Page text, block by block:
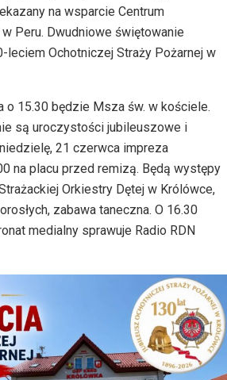
na wsparcie Centrum
Peru. Dwudniowe świętowanie
Ochotniczej Straży Pożarnej w
o 15.30 będzie Msza św. w kościele.
są uroczystości jubileuszowe i
21 czerwca impreza
na placu przed remizą. Będą występy
Orkiestry Dętej w Królówce,
zabawa taneczna. O 16.30
medialny sprawuje Radio RDN